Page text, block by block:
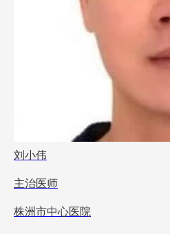
刘小伟
主治医师
株洲市中心医院